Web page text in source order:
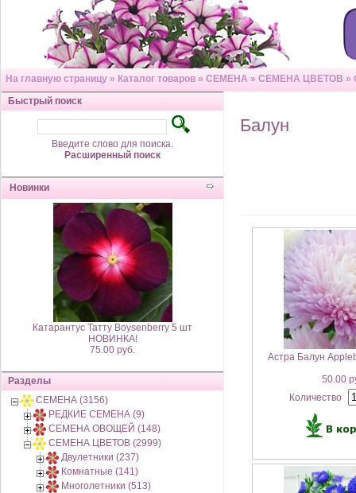
На главную страницу » Каталог товаров » СЕМЕНА » СЕМЕНА ЦВЕТОВ »
Быстрый поиск
Введите слово для поиска.
Расширенный поиск
Новинки
Катарантус Татту Boysenberry 5 шт
НОВИНКА!
75.00 руб.
Разделы
СЕМЕНА (3156)
РЕДКИЕ СЕМЕНА (9)
СЕМЕНА ОВОЩЕЙ (148)
СЕМЕНА ЦВЕТОВ (2999)
Двулетники (237)
Комнатные (141)
Многолетники (513)
Балун
Астра Балун
50.00
Количество